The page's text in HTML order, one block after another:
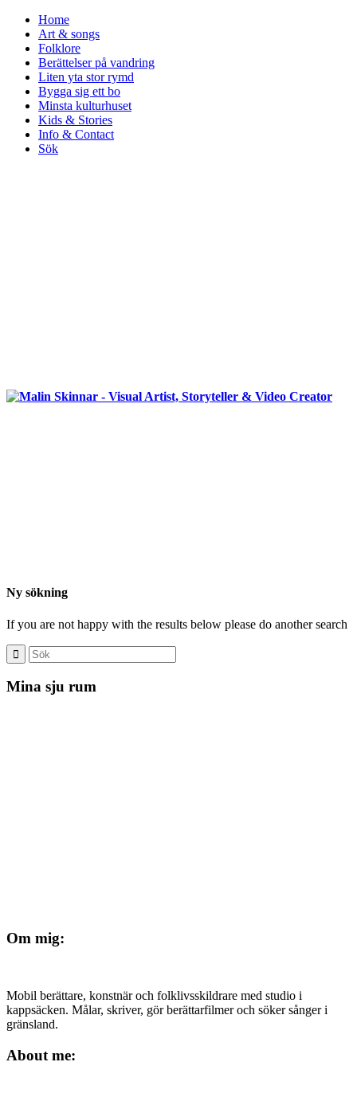
Home
Art & songs
Folklore
Berättelser på vandring
Liten yta stor rymd
Bygga sig ett bo
Minsta kulturhuset
Kids & Stories
Info & Contact
Sök
Ny sökning
If you are not happy with the results below please do another search
Mina sju rum
Om mig:
Mobil berättare, konstnär och folklivsskildrare med studio i
kappsäcken. Målar, skriver, gör berättarfilmer och söker sånger i
gränsland.
About me: